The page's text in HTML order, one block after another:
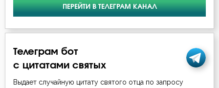
ПЕРЕЙТИ В ТЕЛЕГРАМ КАНАЛ
Телеграм бот
с цитатами святых
Выдает случайную цитату святого отца по запросу